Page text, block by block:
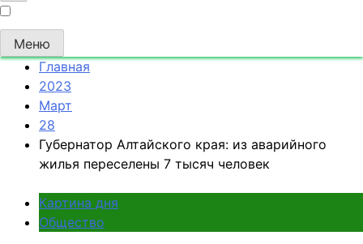
Меню
Главная
2023
Март
28
Губернатор Алтайского края: из аварийного
жилья переселены 7 тысяч человек
Картина дня
Общество